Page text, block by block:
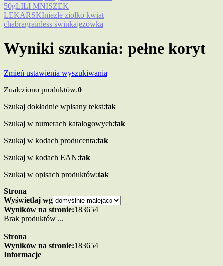
50gLILI MNISZEK
LEKARSKIniezłe ziołko kwiat
chabragrainless świnkajeżówka
Wyniki szukania: pełne koryt
Zmień ustawienia wyszukiwania
Znaleziono produktów:0
Szukaj dokładnie wpisany tekst:tak
Szukaj w numerach katalogowych:tak
Szukaj w kodach producenta:tak
Szukaj w kodach EAN:tak
Szukaj w opisach produktów:tak
Strona
Wyświetlaj wg
Wyników na stronie:183654
Brak produktów ...
Strona
Wyników na stronie:183654
Informacje